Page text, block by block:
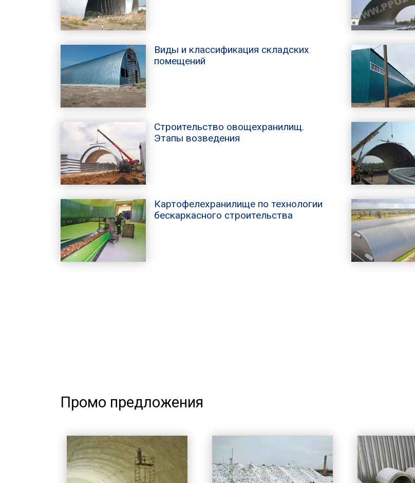
Виды и классификация складских
помещений
Строительство овощехранилищ.
Этапы возведения
Картофелехранилище по технологии
бескаркасного строительства
Промо предложения